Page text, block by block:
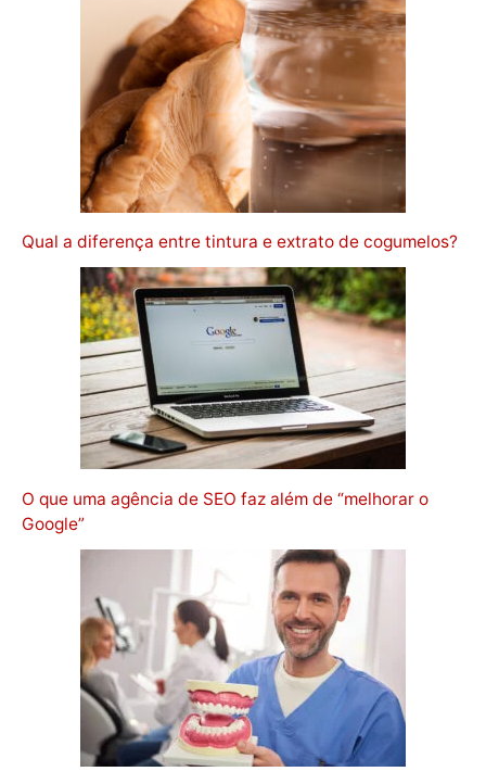
Qual a diferença entre tintura e extrato de cogumelos?
O que uma agência de SEO faz além de “melhorar o
Google”